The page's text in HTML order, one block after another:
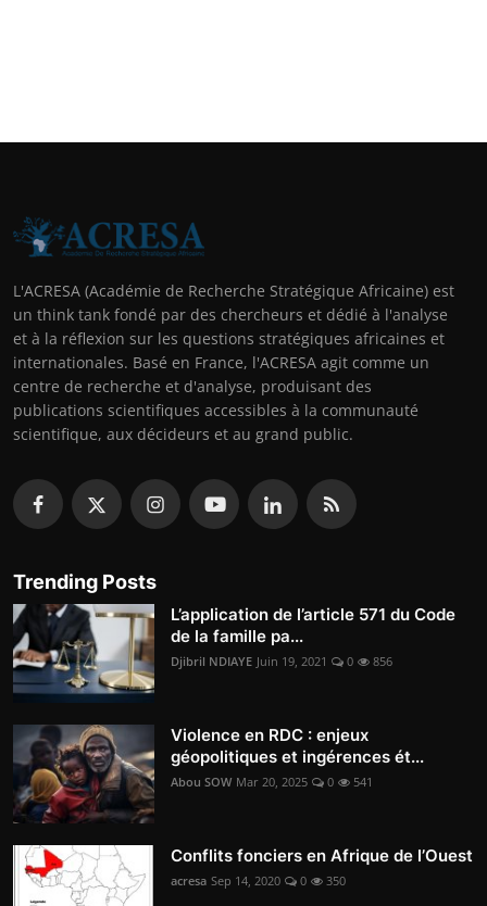
L'ACRESA (Académie de Recherche Stratégique Africaine) est
un think tank fondé par des chercheurs et dédié à l'analyse
et à la réflexion sur les questions stratégiques africaines et
internationales. Basé en France, l'ACRESA agit comme un
centre de recherche et d'analyse, produisant des
publications scientifiques accessibles à la communauté
scientifique, aux décideurs et au grand public.
Trending Posts
L’application de l’article 571 du Code
de la famille pa...
Djibril NDIAYE Juin 19, 2021 0 856
Violence en RDC : enjeux
géopolitiques et ingérences ét...
Abou SOW Mar 20, 2025 0 541
Conflits fonciers en Afrique de l’Ouest
acresa Sep 14, 2020 0 350